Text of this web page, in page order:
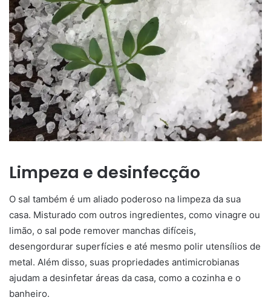
Limpeza e desinfecção
O sal também é um aliado poderoso na limpeza da sua
casa. Misturado com outros ingredientes, como vinagre ou
limão, o sal pode remover manchas difíceis,
desengordurar superfícies e até mesmo polir utensílios de
metal. Além disso, suas propriedades antimicrobianas
ajudam a desinfetar áreas da casa, como a cozinha e o
banheiro.